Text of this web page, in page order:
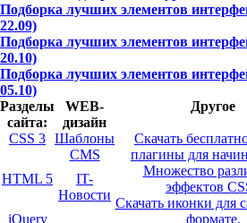
Подборка лучших элементов
22.09)
Подборка лучших элементов
20.10)
Подборка лучших элементов
05.10)
Разделы
сайта:
WEB-
дизайн
Другое
CSS 3 Шаблоны
CMS
Скачать
плагины для
Множество
эффектов
Скачать иконки для
формате.
HTML 5
IT-
Новости
jQuery